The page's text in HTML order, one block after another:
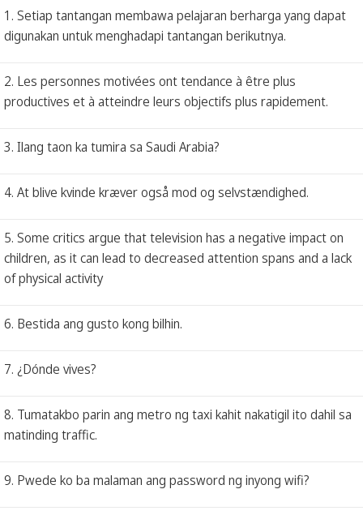
1. Setiap tantangan membawa pelajaran berharga yang dapat
digunakan untuk menghadapi tantangan berikutnya.
2. Les personnes motivées ont tendance à être plus
productives et à atteindre leurs objectifs plus rapidement.
3. Ilang taon ka tumira sa Saudi Arabia?
4. At blive kvinde kræver også mod og selvstændighed.
5. Some critics argue that television has a negative impact on
children, as it can lead to decreased attention spans and a lack
of physical activity
6. Bestida ang gusto kong bilhin.
7. ¿Dónde vives?
8. Tumatakbo parin ang metro ng taxi kahit nakatigil ito dahil sa
matinding traffic.
9. Pwede ko ba malaman ang password ng inyong wifi?